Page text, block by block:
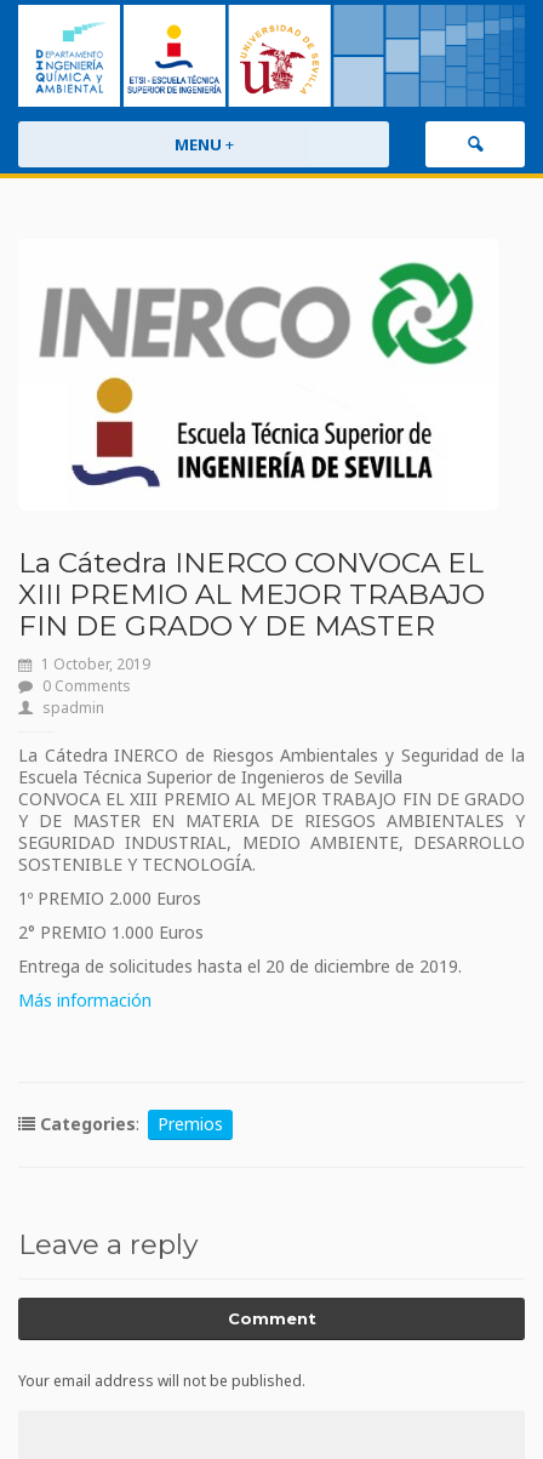
MENU +
La Cátedra INERCO CONVOCA EL
XIII PREMIO AL MEJOR TRABAJO
FIN DE GRADO Y DE MASTER
1 October, 2019
0 Comments
spadmin
La Cátedra INERCO de Riesgos Ambientales y Seguridad de la
Escuela Técnica Superior de Ingenieros de Sevilla
CONVOCA EL XIII PREMIO AL MEJOR TRABAJO FIN DE GRADO
Y DE MASTER EN MATERIA DE RIESGOS AMBIENTALES Y
SEGURIDAD INDUSTRIAL, MEDIO AMBIENTE, DESARROLLO
SOSTENIBLE Y TECNOLOGÍA.
1º PREMIO 2.000 Euros
2° PREMIO 1.000 Euros
Entrega de solicitudes hasta el 20 de diciembre de 2019.
Más información
Categories: Premios
Leave a reply
Comment
Your email address will not be published.